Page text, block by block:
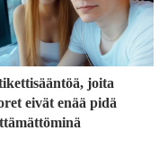
joita
eivät enää pidä